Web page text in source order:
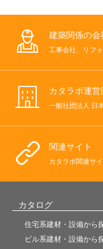
建築関係の
工事会社、リフ
カタラボ運営
一般社団法人 日
関連サイト
カタラボ関連サ
カタログ
住宅系建材・設備から
ビル系建材・設備から